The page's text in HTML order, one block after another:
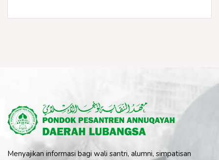
Menyajikan informasi bagi wali santri, alumni, simpatisan